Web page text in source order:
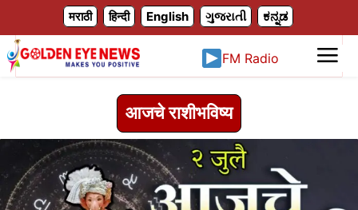
मराठी हिन्दी English ગુજરાતી ಕನ್ನಡ
FM Radio
आजचे राशीभविष्य